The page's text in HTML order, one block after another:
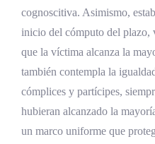
cognoscitiva. Asimismo,
inicio del cómputo del plazo,
que la víctima alcanza la
también contempla la
cómplices y partícipes,
hubieran alcanzado la
un marco uniforme que